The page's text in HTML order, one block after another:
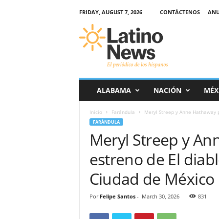
FRIDAY, AUGUST 7, 2026 CONTÁCTENOS
ó
ALABAMA NACIÓN
Inicio Farándula Meryl Streep y Anne
FARÁNDULA
Meryl Streep y
estreno de El
Ciudad de México
Por Felipe Santos- March 30, 2026 831